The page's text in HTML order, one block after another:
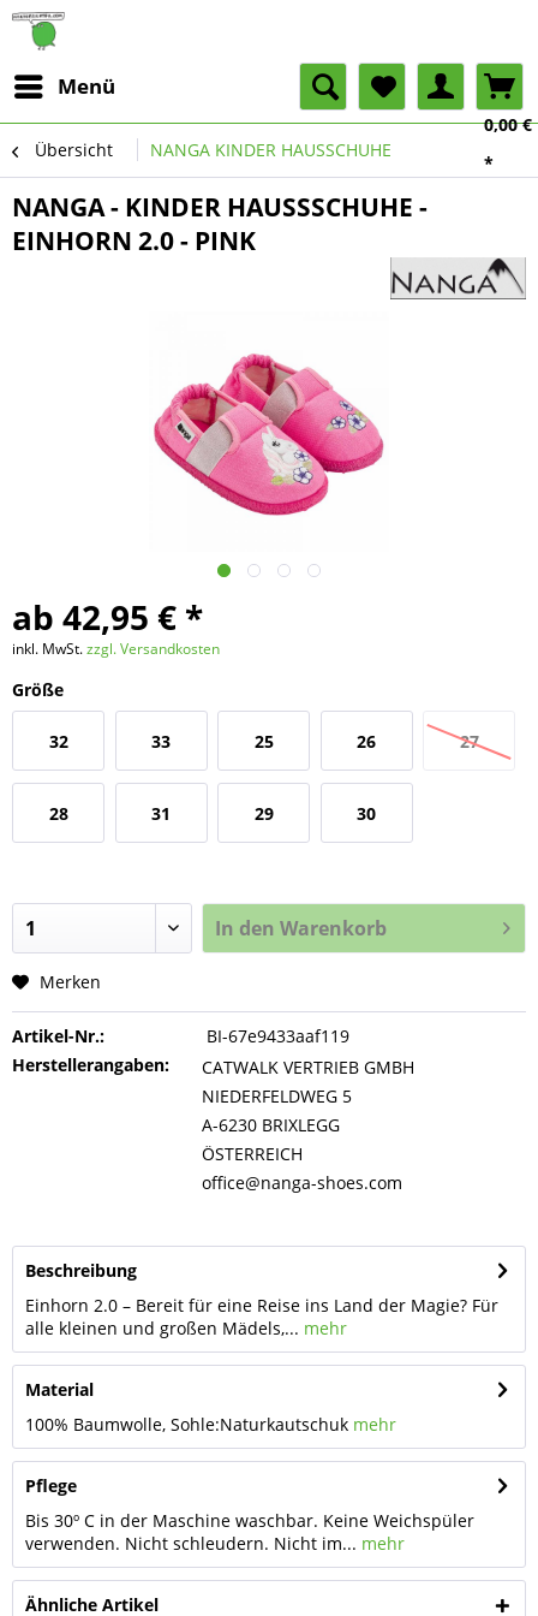
Menü
0,00 €
*
Übersicht NANGA KINDER HAUSSCHUHE
NANGA - KINDER HAUSSSCHUHE -
EINHORN 2.0 - PINK
ab 42,95 € *
inkl. MwSt.zzgl. Versandkosten
Größe
32 33 25 26 27
28 31 29 30
In den Warenkorb
Merken
Artikel-Nr.:
BI-67e9433aaf119
Herstellerangaben:
CATWALK VERTRIEB GMBH
NIEDERFELDWEG 5
A-6230 BRIXLEGG
ÖSTERREICH
office@nanga-shoes.com
Beschreibung
Einhorn 2.0 – Bereit für eine Reise ins Land der Magie? Für
alle kleinen und großen Mädels,... mehr
Material
100% Baumwolle, Sohle:Naturkautschuk mehr
Pflege
Bis 30º C in der Maschine waschbar. Keine Weichspüler
verwenden. Nicht schleudern. Nicht im... mehr
Ähnliche Artikel